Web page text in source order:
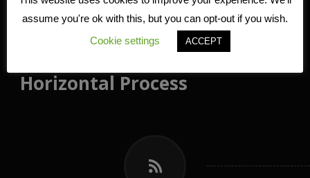
Get the code
Horizontal Process
assume you're ok with this, but you can opt-out if you wish.
Cookie settings
ACCEPT